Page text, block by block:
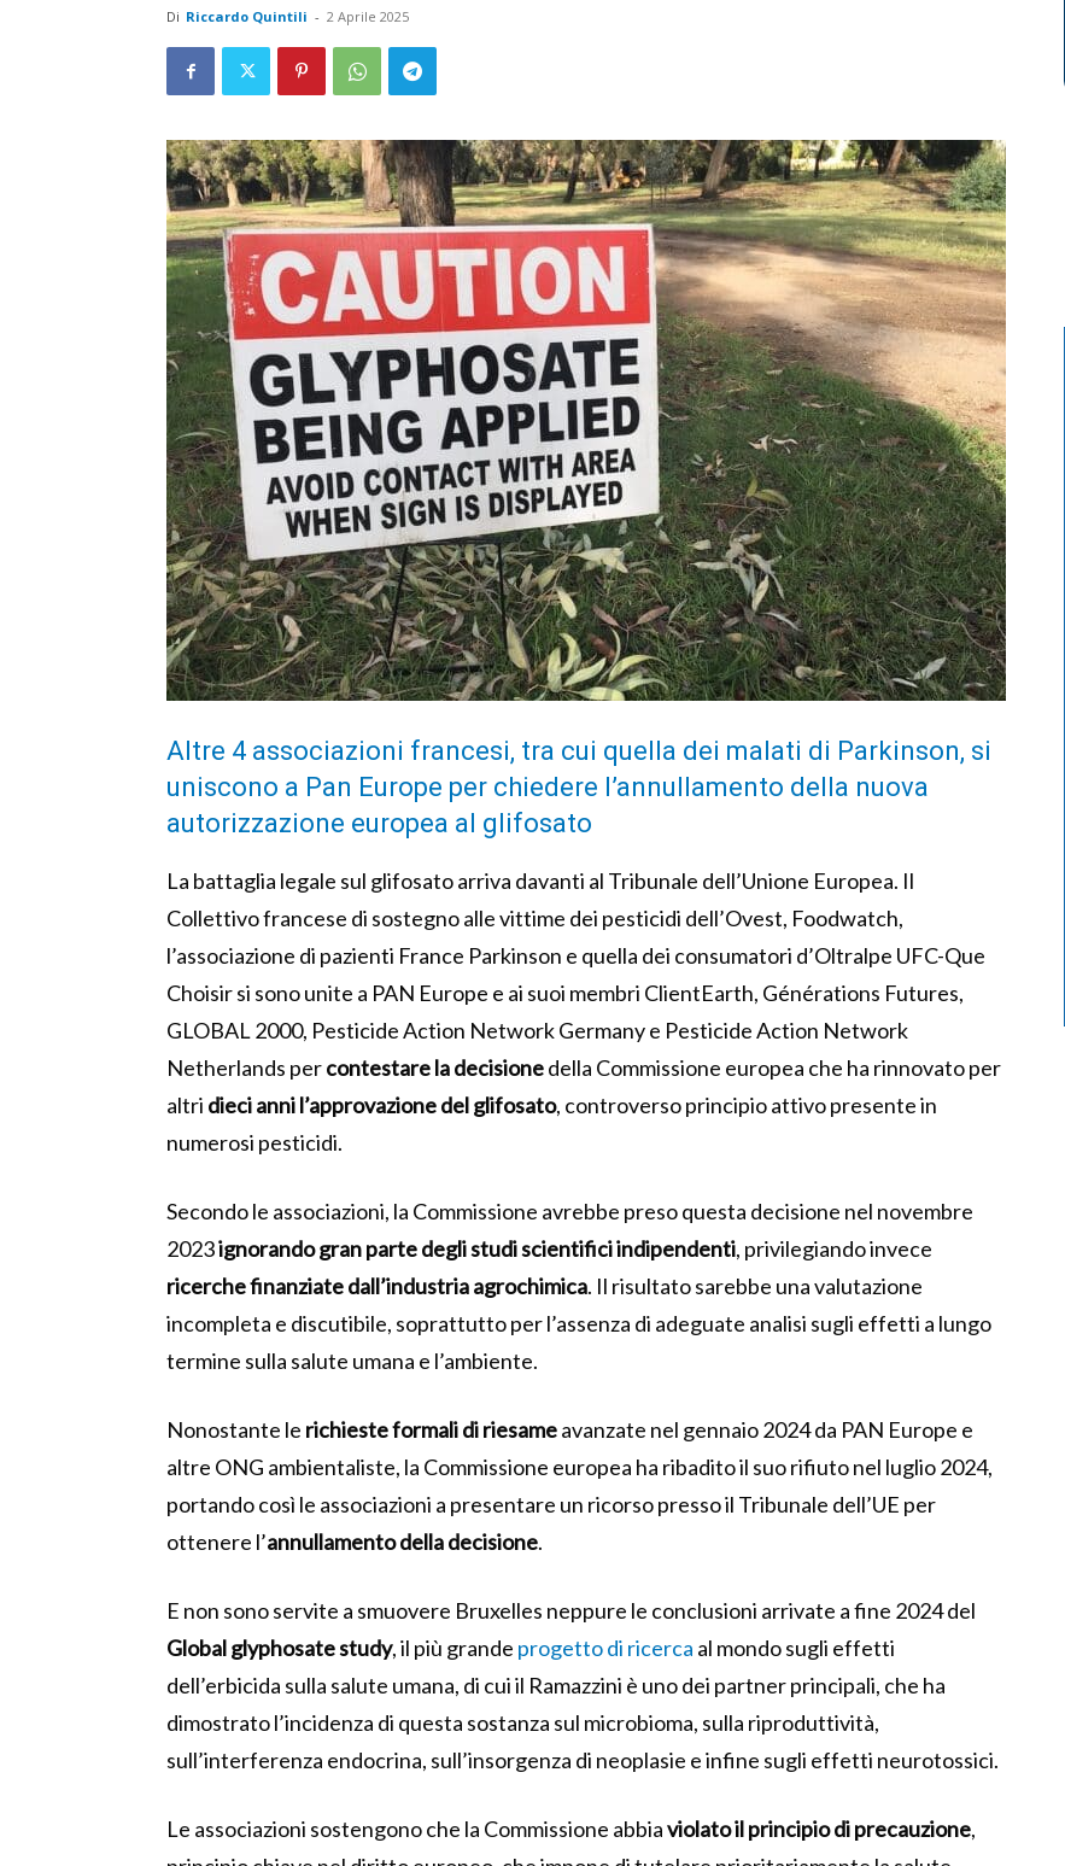
Di Riccardo Quintili - 2 Aprile 2025
Altre 4 associazioni francesi, tra cui quella dei malati di Parkinson, si
uniscono a Pan Europe per chiedere l’annullamento della nuova
autorizzazione europea al glifosato
La battaglia legale sul glifosato arriva davanti al Tribunale dell’Unione Europea. Il
Collettivo francese di sostegno alle vittime dei pesticidi dell’Ovest, Foodwatch,
l’associazione di pazienti France Parkinson e quella dei consumatori d’Oltralpe UFC-Que
Choisir si sono unite a PAN Europe e ai suoi membri ClientEarth, Générations Futures,
GLOBAL 2000, Pesticide Action Network Germany e Pesticide Action Network
Netherlands percontestare la decisionedella Commissione europea che ha rinnovato per
altri dieci anni l’approvazione del glifosato, controverso principio attivo presente in
numerosi pesticidi.
Secondo le associazioni, la Commissione avrebbe preso questa decisione nel novembre
2023ignorando gran parte degli studi scientifici indipendenti, privilegiando invece
ricerche finanziate dall’industria agrochimica. Il risultato sarebbe una valutazione
incompleta e discutibile, soprattutto per l’assenza di adeguate analisi sugli effetti a lungo
termine sulla salute umana e l’ambiente.
Nonostante le richieste formali di riesameavanzate nel gennaio 2024 da PAN Europe e
altre ONG ambientaliste, la Commissione europea ha ribadito il suo rifiuto nel luglio 2024,
portando così le associazioni a presentare un ricorso presso il Tribunale dell’UE per
ottenere l’annullamento della decisione.
E non sono servite a smuovere Bruxelles neppure le conclusioni arrivate a fine 2024 del
Global glyphosate study, il più grande progetto di ricerca al mondo sugli effetti
dell’erbicida sulla salute umana, di cui il Ramazzini è uno dei partner principali, che ha
dimostrato l’incidenza di questa sostanza sul microbioma, sulla riproduttività,
sull’interferenza endocrina, sull’insorgenza di neoplasie e infine sugli effetti neurotossici.
Le associazioni sostengono che la Commissione abbiaviolato il principio di precauzione,